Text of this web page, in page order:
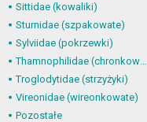
Sittidae (kowaliki)
Sturnidae (szpakowate)
Sylviidae (pokrzewki)
Thamnophilidae (chronkowate)
Troglodytidae (strzyżyki)
Vireonidae (wireonkowate)
Pozostałe